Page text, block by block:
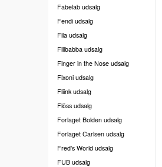
Fabelab udsalg
Fendi udsalg
Fila udsalg
Filibabba udsalg
Finger in the Nose udsalg
Fixoni udsalg
Fliink udsalg
Flöss udsalg
Forlaget Bolden udsalg
Forlaget Carlsen udsalg
Fred's World udsalg
FUB udsalg